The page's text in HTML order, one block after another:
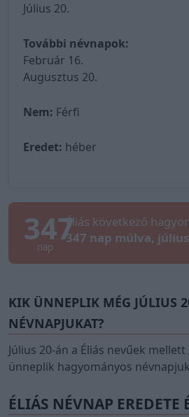
Július 20.
További névnapok:
Február 16.
Augusztus 20.
Nem: Férfi
Eredet: héber
347
nap
Éliás következő
347 nap múlva,
KIK ÜNNEPLIK MÉG JÚLIUS
NÉVNAPJUKAT?
Július 20-án a Éliás nevűek mellett
ünneplik hagyományos
ÉLIÁS NÉVNAP EREDETE